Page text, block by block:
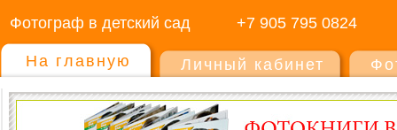
Фотограф в детский сад +7 905 795 0824
На главную Личный кабинет